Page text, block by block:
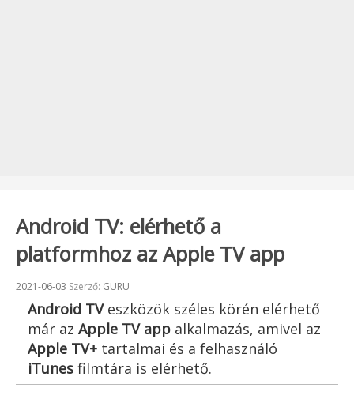
Android TV: elérhető a
platformhoz az Apple TV app
Beküldve:
2021-06-03 Szerző: GURU
Android TVeszközök széles körén elérhető
már az Apple TV app alkalmazás, amivel az
Apple TV+ tartalmai és a felhasználó
iTunes filmtára is elérhető.